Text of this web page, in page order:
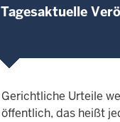
Tagesaktuelle
Gerichtliche Urteile
öffentlich, das heißt